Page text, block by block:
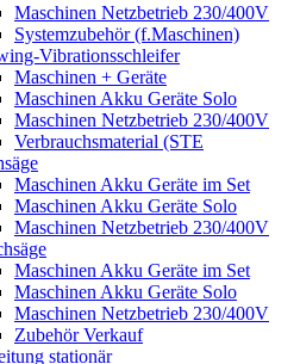
Maschinen Netzbetrieb 230/400V
Systemzubehör (f.Maschinen)
Vibrationsschleifer
Maschinen + Geräte
Maschinen Akku Geräte Solo
Maschinen Netzbetrieb 230/400V
Verbrauchsmaterial (STE
Maschinen Akku Geräte im Set
Maschinen Akku Geräte Solo
Maschinen Netzbetrieb 230/400V
Maschinen Akku Geräte im Set
Maschinen Akku Geräte Solo
Maschinen Netzbetrieb 230/400V
Zubehör Verkauf
stationär